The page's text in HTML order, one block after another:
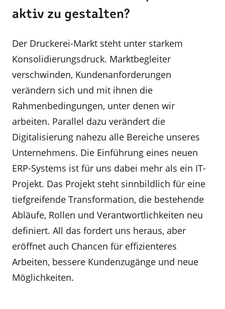
aktiv zu gestalten?
Der Druckerei-Markt steht unter starkem
Konsolidierungsdruck. Marktbegleiter
verschwinden, Kundenanforderungen
verändern sich und mit ihnen die
Rahmenbedingungen, unter denen wir
arbeiten. Parallel dazu verändert die
Digitalisierung nahezu alle Bereiche unseres
Unternehmens. Die Einführung eines neuen
ERP-Systems ist für uns dabei mehr als ein IT-
Projekt. Das Projekt steht sinnbildlich für eine
tiefgreifende Transformation, die bestehende
Abläufe, Rollen und Verantwortlichkeiten neu
definiert. All das fordert uns heraus, aber
eröffnet auch Chancen für effizienteres
Arbeiten, bessere Kundenzugänge und neue
Möglichkeiten.